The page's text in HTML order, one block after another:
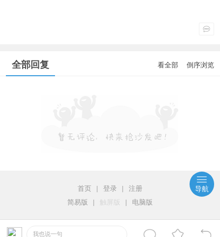
全部回复 看全部 倒序浏览
我也说一句
首页 | 登录 |
注册
简易版
| 触屏版 | 电脑版
导航